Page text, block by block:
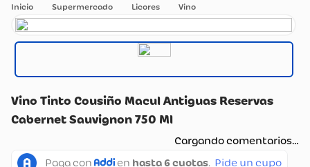
Supermercado Licores Vino
Vino Tinto Cousiño Macul Antiguas Reservas
Cabernet Sauvignon 750 Ml
Cargando comentarios…